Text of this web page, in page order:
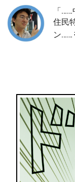
「
住民
ン……